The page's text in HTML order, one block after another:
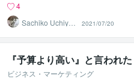
4
Sachiko Uchiya
2021/07/20
『予算より高い』と言われ
ビジネス・マーケティング